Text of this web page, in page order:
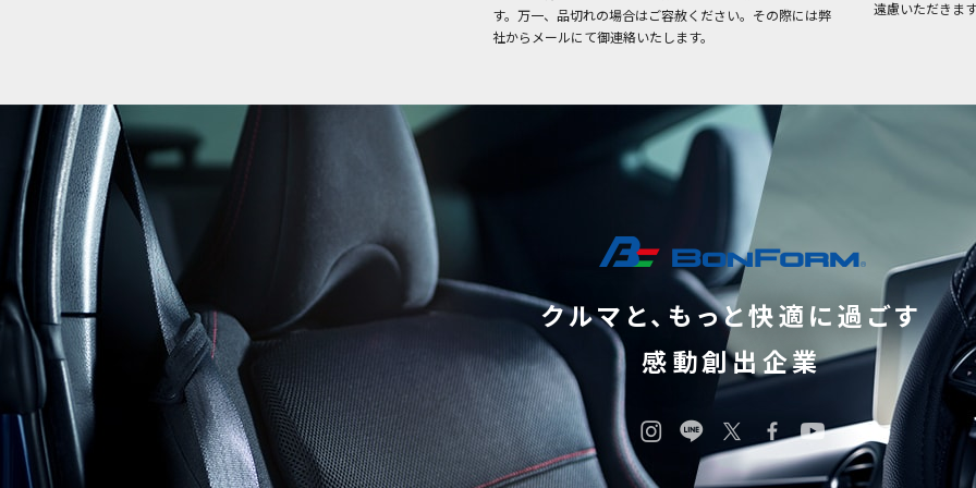
す。万一、品切れの場合はご容赦ください。その際には弊
社からメールにて御連絡いたします。
遠慮いただきま
クルマと、もっと快適に過ごす
感動創出企業